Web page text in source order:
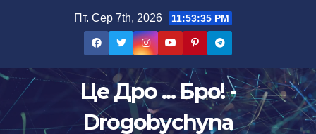
Пт. Сер 7th, 2026 11:53:35 PM
Це Дро ... Бро! -
Drogobychyna